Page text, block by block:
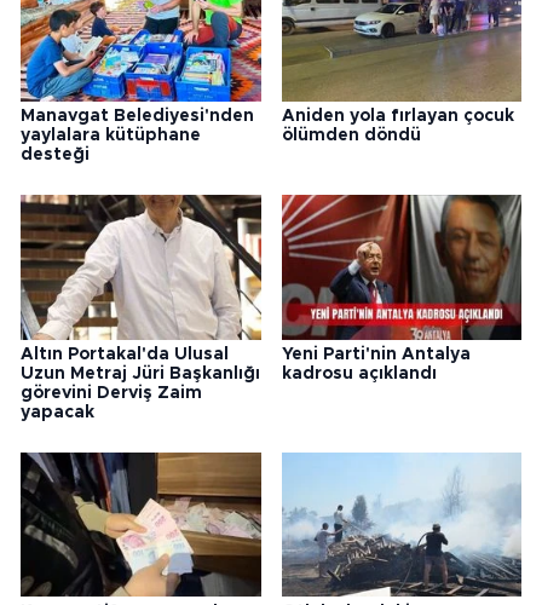
Manavgat Belediyesi'nden
yaylalara kütüphane
desteği
Aniden yola fırlayan çocuk
ölümden döndü
Altın Portakal'da Ulusal
Uzun Metraj Jüri Başkanlığı
görevini Derviş Zaim
yapacak
Yeni Parti'nin Antalya
kadrosu açıklandı